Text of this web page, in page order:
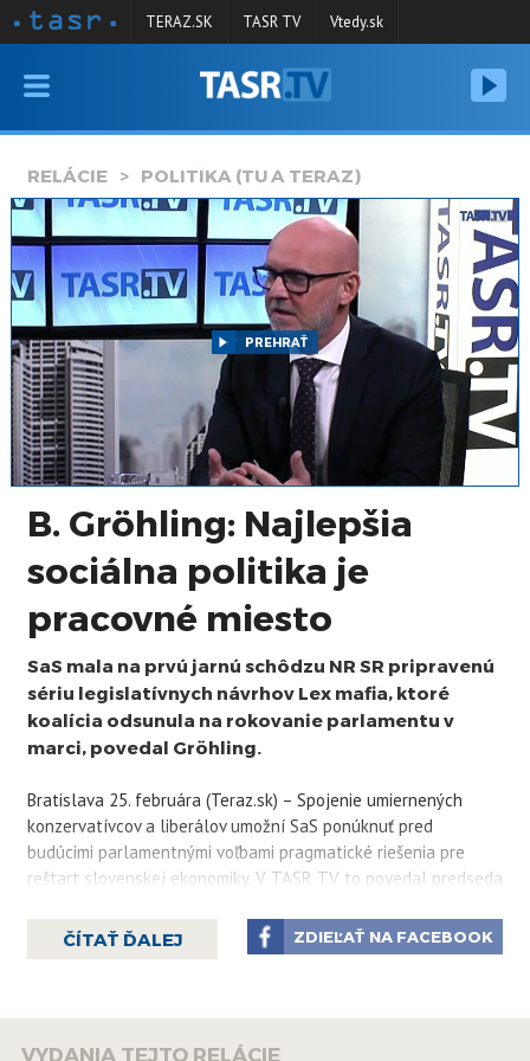
VYSIELANIE
SPRAVODAJSTVO
KONTAKT
ARCHÍV
TERAZ.SK TASR TV Vtedy.sk
RELÁCIE POLITIKA (TU A TERAZ)
PREHRAŤ
B. Gröhling: Najlepšia
sociálna politika je
pracovné miesto
SaS mala na prvú jarnú schôdzu NR SR pripravenú
sériu legislatívnych návrhov Lex mafia, ktoré
koalícia odsunula na rokovanie parlamentu v
marci, povedal Gröhling.
Bratislava 25. februára (Teraz.sk) – Spojenie umiernených
konzervatívcov a liberálov umožní SaS ponúknuť pred
budúcimi parlamentnými voľbami pragmatické riešenia pre
reštart slovenskej ekonomiky. V TASR TV to povedal predseda
Viac ako na ideologické témy by sa podľa neho SaS chcela
ČÍTAŤ ĎALEJ ZDIEĽAŤ NA FACEBOOK
VYDANIA TEJTO RELÁCIE